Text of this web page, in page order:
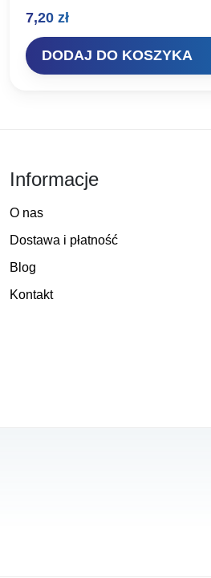
7,20 zł
DODAJ DO KOSZYKA
Informacje
O nas
Dostawa i płatność
Blog
Kontakt